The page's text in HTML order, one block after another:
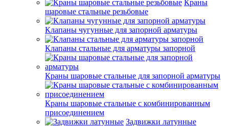
Краны
шаровые стальные резьбовые
Клапаны чугунные для запорной арматуры
Клапаны стальные для арматуры запорной
Краны шаровые стальные для запорной арматуры
Краны шаровые стальные с комбинированным
присоединением
Задвижки латунные